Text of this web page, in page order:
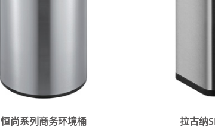
恒尚系列商务环境桶 拉古纳